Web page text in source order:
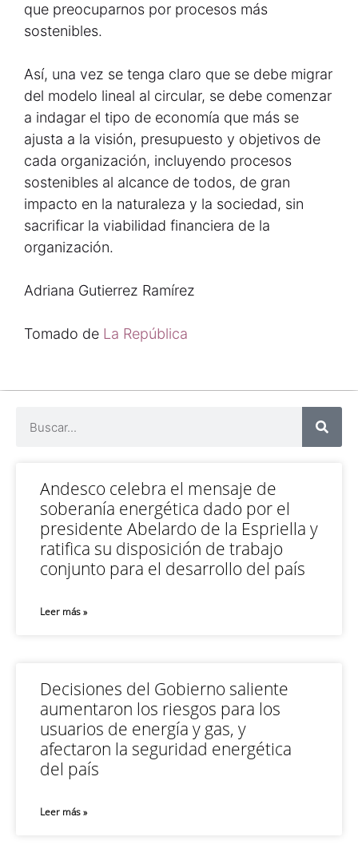
que preocuparnos por procesos más
sostenibles.
Así, una vez se tenga claro que se debe migrar
del modelo lineal al circular, se debe comenzar
a indagar el tipo de economía que más se
ajusta a la visión, presupuesto y objetivos de
cada organización, incluyendo procesos
sostenibles al alcance de todos, de gran
impacto en la naturaleza y la sociedad, sin
sacrificar la viabilidad financiera de la
organización.
Adriana Gutierrez Ramírez
Tomado de La República
Andesco celebra el mensaje de
soberanía energética dado por el
presidente Abelardo de la Espriella y
ratifica su disposición de trabajo
conjunto para el desarrollo del país
Leer más »
Decisiones del Gobierno saliente
aumentaron los riesgos para los
usuarios de energía y gas, y
afectaron la seguridad energética
del país
Leer más »